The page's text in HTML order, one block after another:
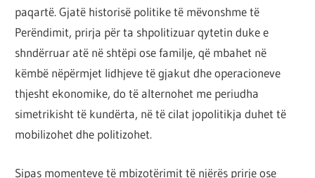
paqartë. Gjatë historisë politike të mëvonshme të
Perëndimit, prirja për ta shpolitizuar qytetin duke e
shndërruar atë në shtëpi ose familje, që mbahet në
këmbë nëpërmjet lidhjeve të gjakut dhe operacioneve
thjesht ekonomike, do të alternohet me periudha
simetrikisht të kundërta, në të cilat jopolitikja duhet të
mobilizohet dhe politizohet.
Sipas momenteve të mbizotërimit të njërës prirje ose